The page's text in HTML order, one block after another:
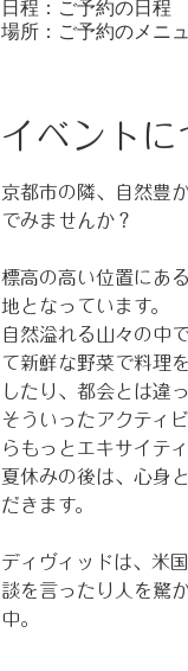
日程：ご予約の日程
場所：ご予約のメニ
イベントに
京都市の隣、自然豊
でみませんか？
標高の高い位置にあ
地となっています。
自然溢れる山々の中
て新鮮な野菜で料理
したり、都会とは違
そういったアクティ
らもっとエキサイテ
夏休みの後は、心身
だきます。
ディヴィッドは、米
談を言ったり人を驚
中。